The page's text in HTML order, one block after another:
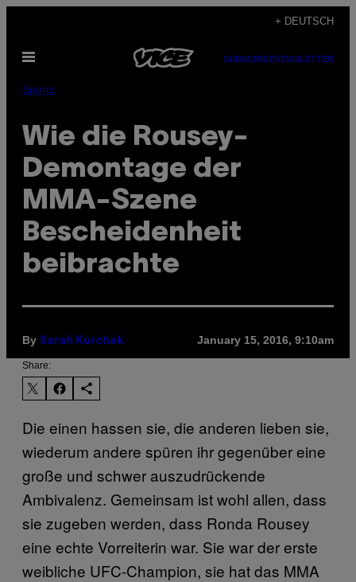
content
+ DEUTSCH
Open
SUBSCRIBENEWSLETTER
Sports
Wie die Rousey-
Demontage der
MMA-Szene
Bescheidenheit
beibrachte
By Sarah Kurchak January 15, 2016, 9:10am
Share:
Die einen hassen sie, die anderen lieben sie,
wiederum andere spüren ihr gegenüber eine
große und schwer auszudrückende
Ambivalenz. Gemeinsam ist wohl allen, dass
sie zugeben werden, dass Ronda Rousey
eine echte Vorreiterin war. Sie war der erste
weibliche UFC-Champion, sie hat das MMA